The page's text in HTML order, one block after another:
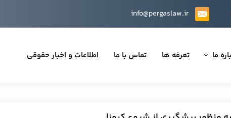
ما تعرفه ها تماس با ما اطلاعات و اخبار حقوقی
info@pergaslaw.ir